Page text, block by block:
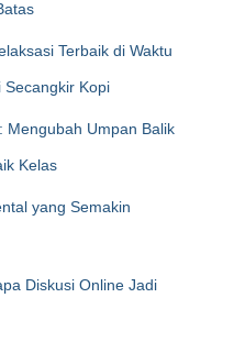
Terbaik di Waktu
Kopi
Mengubah Umpan Balik
Kelas
yang Semakin
Diskusi Online Jadi